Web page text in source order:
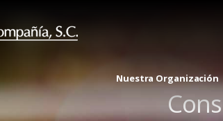
Nuestra Organización